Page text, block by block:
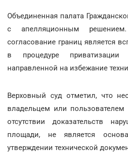
Объединенная палата
с апелляционным
согласование границ является
в процедуре приватизации
направленной на избежание
Верховный суд отметил, что
владельцем или пользователем
отсутствии доказательств
площади, не является
утверждении технической